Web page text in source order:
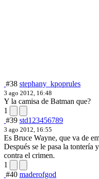
#38 stephany_kpoprules
3 ago 2012, 16:48
Y la camisa de Batman que?
1
#39 std123456789
3 ago 2012, 16:55
Es Bruce Wayne, que va de
Después se le pasa la tontería
contra el crimen.
1
#40 maderofgod